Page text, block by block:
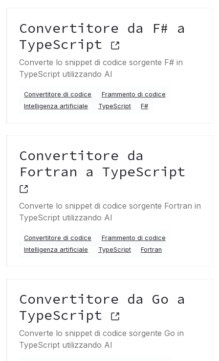
Convertitore da F# a
TypeScript
Converte lo snippet di codice sorgente F# in
TypeScript utilizzando AI
Convertitore di codice
Frammento di codice
Intelligenza artificiale
TypeScript F#
Convertitore da
Fortran a TypeScript
Converte lo snippet di codice sorgente Fortran in
TypeScript utilizzando AI
Convertitore di codice
Frammento di codice
Intelligenza artificiale
TypeScript Fortran
Convertitore da Go a
TypeScript
Converte lo snippet di codice sorgente Go in
TypeScript utilizzando AI